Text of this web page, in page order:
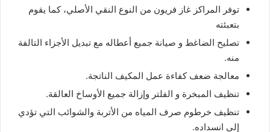
توفر المراكز غاز فريون من النوع النقي الأصلي، كما يقوم
بتعبئته
تصليح الضاغط و صيانة جميع أعطاله مع تبديل الأجزاء التالفة
منه.
معالجة ضعف كفاءة عمل المكيف الناتجة.
تنظيف المبخرة و الفلتر وإزالة جميع الأوساخ العالقة.
تنظيف خرطوم صرف المياه من الأتربة والشوائب التي تؤدي
إلى انسداده.